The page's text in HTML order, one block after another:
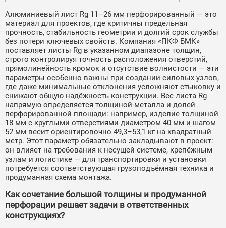
Алюминиевый лист Rg 11–26 мм перфорированный — это
материал для проектов, где критичны предельная
прочность, стабильность геометрии и долгий срок службы
без потери ключевых свойств. Компания «ПКФ БМК»
поставляет листы Rg в указанном диапазоне толщин,
строго контролируя точность расположения отверстий,
прямолинейность кромок и отсутствие волнистости — эти
параметры особенно важны при создании силовых узлов,
где даже минимальные отклонения усложняют стыковку и
снижают общую надёжность конструкции. Вес листа Rg
напрямую определяется толщиной металла и долей
перфорированной площади: например, изделие толщиной
18 мм с круглыми отверстиями диаметром 40 мм и шагом
52 мм весит ориентировочно 49,3–53,1 кг на квадратный
метр. Этот параметр обязательно закладывают в проект:
он влияет на требования к несущей системе, крепёжным
узлам и логистике — для транспортировки и установки
потребуется соответствующая грузоподъёмная техника и
продуманная схема монтажа.
Как сочетание большой толщины и продуманной
перфорации решает задачи в ответственных
конструкциях?